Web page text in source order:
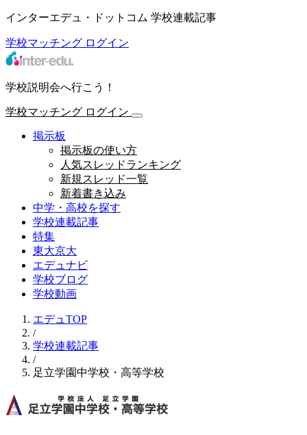
インターエデュ・ドットコム 学校連載記事
学校マッチング ログイン
学校説明会へ行こう！
学校マッチング ログイン
掲示板
掲示板の使い方
人気スレッドランキング
新規スレッド一覧
新着書き込み
中学・高校を探す
学校連載記事
特集
東大京大
エデュナビ
学校ブログ
学校動画
エデュTOP
/
学校連載記事
/
足立学園中学校・高等学校